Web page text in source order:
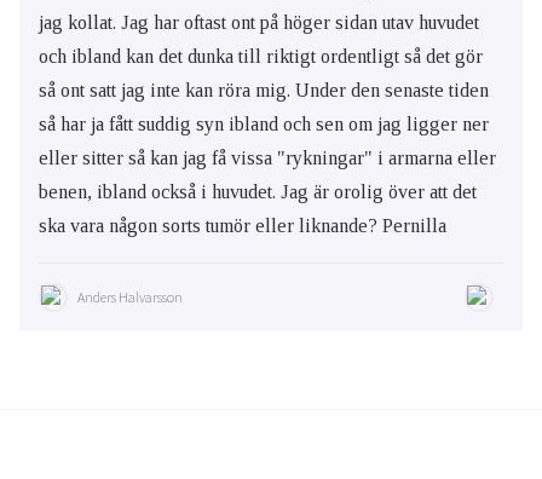
jag kollat. Jag har oftast ont på höger sidan utav huvudet
och ibland kan det dunka till riktigt ordentligt så det gör
så ont satt jag inte kan röra mig. Under den senaste tiden
så har ja fått suddig syn ibland och sen om jag ligger ner
eller sitter så kan jag få vissa "rykningar" i armarna eller
benen, ibland också i huvudet. Jag är orolig över att det
ska vara någon sorts tumör eller liknande? Pernilla
Anders Halvarsson